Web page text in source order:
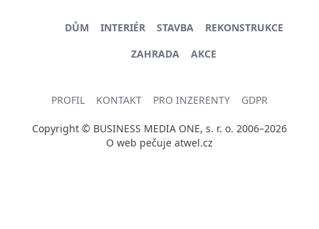
DŮM INTERIÉR STAVBA
REKONSTRUKCE
ZAHRADA
AKCE
PROFIL KONTAKT PRO INZERENTY GDPR
Copyright © BUSINESS MEDIA ONE, s. r. o. 2006–2026